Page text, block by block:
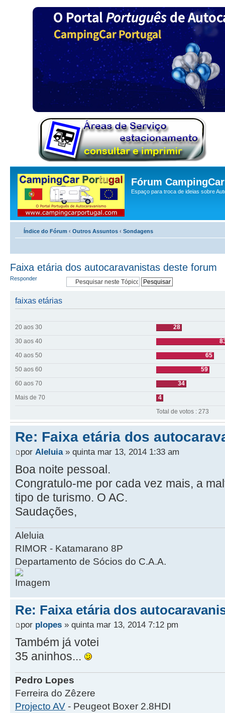
Fórum
Espaço para troca de ideias sobre
Índice do Fórum ‹ Outros Assuntos ‹ Sondagens
Faixa etária dos autocaravanistas deste forum
Responder
faixas etárias
20 aos 30
28
30 aos 40
40 aos 50
65
50 aos 60
59
60 aos 70
34
Mais de 70
4
Total de votos : 273
Re: Faixa etária dos
por Aleluia» quinta mar 13, 2014 1:33 am
Boa noite pessoal.
Congratulo-me por cada vez mais, a
tipo de turismo. O AC.
Saudações,
Aleluia
RIMOR - Katamarano 8P
Departamento de Sócios do C.A.A.
Re: Faixa etária dos
por plopes » quinta mar 13, 2014 7:12 pm
Também já votei
35 aninhos...
Pedro Lopes
Ferreira do Zêzere
Projecto AV - Peugeot Boxer 2.8HDI